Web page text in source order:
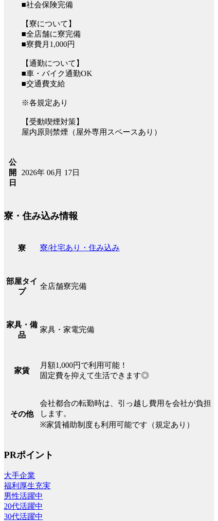
■社会保険完備
【寮について】
■全店舗に寮完備
■寮費月1,000円
【通勤について】
■車・バイク通勤OK
■交通費支給
※各規定あり
【受動喫煙対策】
屋内原則禁煙（屋外専用スペースあり）
公
開
日
2026年 06月 17日
寮・住み込み情報
寮 寮/社宅あり・住み込み
部屋タイ
プ
全店舗寮完備
家具・備
品
家具・家電完備
家賃
月額1,000円で利用可能！
固定費を抑えて生活できます◎
その他
会社都合の転勤時は、引っ越し費用を会社が負担
します。
※家賃補助制度も利用可能です（規定あり）
PRポイント
大手企業
福利厚生充実
男性活躍中
20代活躍中
30代活躍中